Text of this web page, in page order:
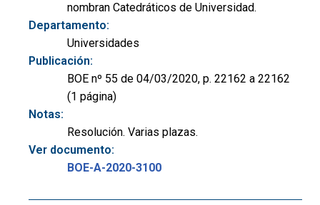
nombran Catedráticos de Universidad.
Departamento:
Universidades
Publicación:
BOE nº 55 de 04/03/2020, p. 22162 a 22162
(1 página)
Notas:
Resolución. Varias plazas.
Ver documento:
BOE-A-2020-3100